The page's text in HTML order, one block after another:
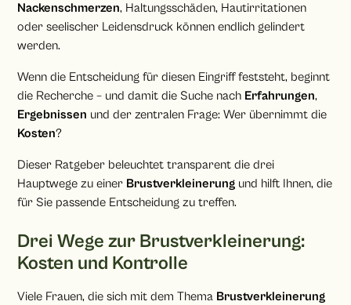
Nackenschmerzen, Haltungsschäden, Hautirritationen
oder seelischer Leidensdruck können endlich gelindert
werden.
Wenn die Entscheidung für diesen Eingriff feststeht, beginnt
die Recherche – und damit die Suche nach Erfahrungen,
Ergebnissen und der zentralen Frage: Wer übernimmt die
Kosten?
Dieser Ratgeber beleuchtet transparent die drei
Hauptwege zu einer Brustverkleinerung und hilft Ihnen, die
für Sie passende Entscheidung zu treffen.
Drei Wege zur Brustverkleinerung:
Kosten und Kontrolle
Viele Frauen, die sich mit dem Thema Brustverkleinerung